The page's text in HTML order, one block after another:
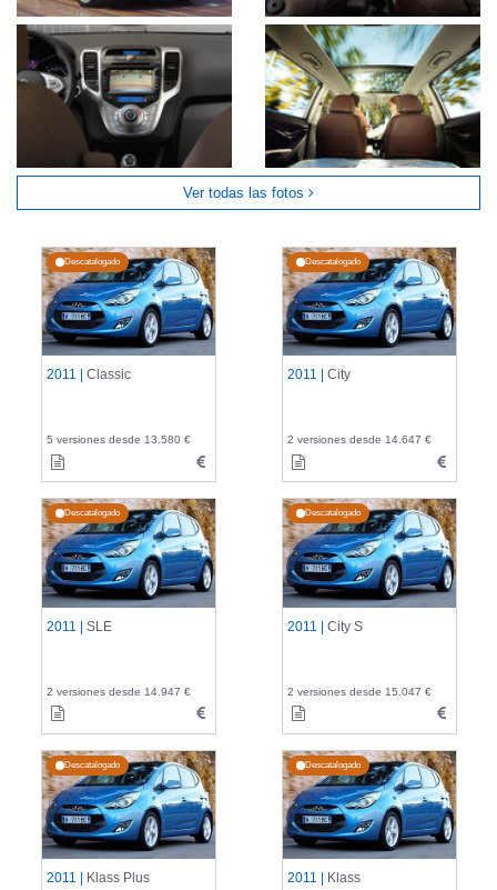
Ver todas las fotos
Descatalogado
2011 | Classic
5 versiones desde 13.580 €
Descatalogado
2011 | City
2 versiones desde 14.647 €
Descatalogado
2011 | SLE
2 versiones desde 14.947 €
Descatalogado
2011 | City S
2 versiones desde 15.047 €
Descatalogado
2011 | Klass Plus
Descatalogado
2011 | Klass